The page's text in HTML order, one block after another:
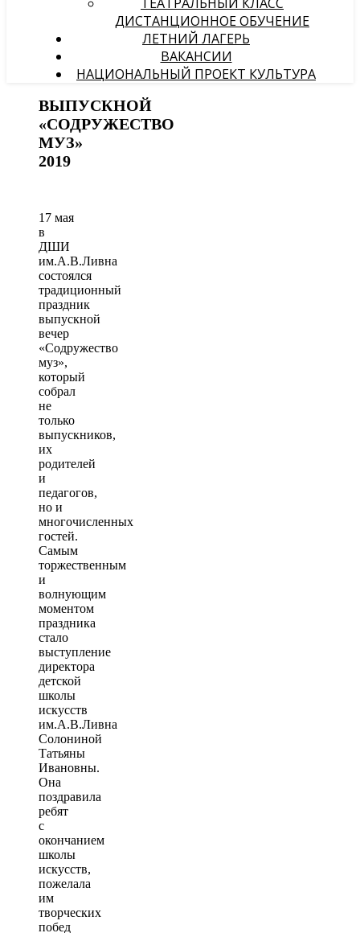
ДИСТАНЦИОННОЕ ОБУЧЕНИЕ
ЛЕТНИЙ ЛАГЕРЬ
ВАКАНСИИ
НАЦИОНАЛЬНЫЙ ПРОЕКТ КУЛЬТУРА
ВЫПУСКНОЙ
«СОДРУЖЕСТВО
МУЗ»
2019
17 мая
в
ДШИ
им.А.В.Ливна
состоялся
традиционный
праздник
выпускной
вечер
«Содружество
муз»,
который
собрал
не
только
выпускников,
их
родителей
и
педагогов,
но и
многочисленных
гостей.
Самым
торжественным
и
волнующим
моментом
праздника
стало
выступление
директора
детской
школы
искусств
им.А.В.Ливна
Солониной
Татьяны
Ивановны.
Она
поздравила
ребят
с
окончанием
школы
искусств,
пожелала
им
творческих
побед